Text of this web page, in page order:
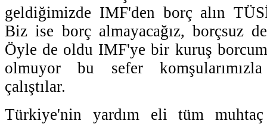
geldiğimizde IMF'den borç alın
Biz ise borç almayacağız, borçsuz
Öyle de oldu IMF'ye bir kuruş
olmuyor bu sefer komşularımızla
çalıştılar.
Türkiye'nin yardım eli tüm muhtaç